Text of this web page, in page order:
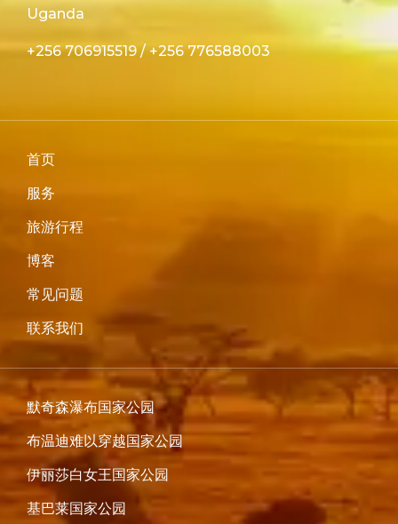
Uganda
+256 706915519 / +256 776588003
首页
服务
旅游行程
博客
常见问题
联系我们
默奇森瀑布国家公园
布温迪难以穿越国家公园
伊丽莎白女王国家公园
基巴莱国家公园